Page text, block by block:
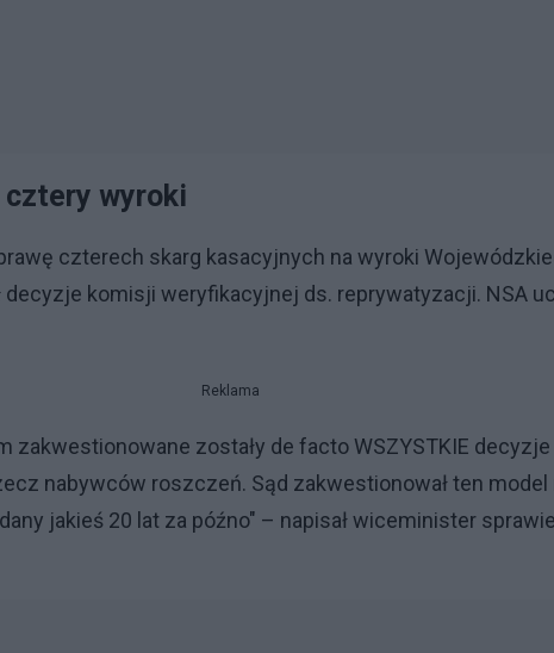
cztery wyroki
czterech skarg kasacyjnych na wyroki
komisji weryfikacyjnej ds. reprywatyzacji. NSA
Reklama
zakwestionowane zostały de facto WSZYSTKIE
nabywców roszczeń. Sąd zakwestionował ten
jakieś 20 lat za późno" – napisał wiceminister